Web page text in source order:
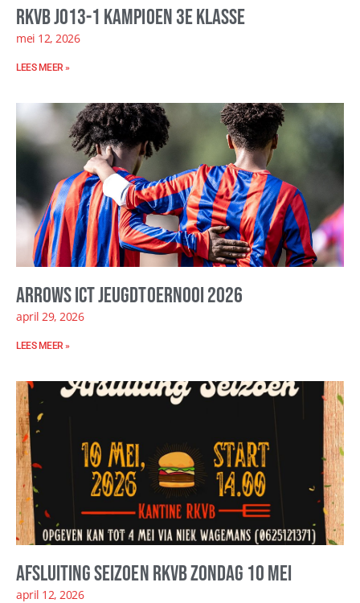
RKVB JO13-1 kampioen 3e klasse
mei 12, 2026
LEES MEER »
Arrows ICT Jeugdtoernooi 2026
april 29, 2026
LEES MEER »
Afsluiting seizoen RKVB zondag 10 mei
april 12, 2026